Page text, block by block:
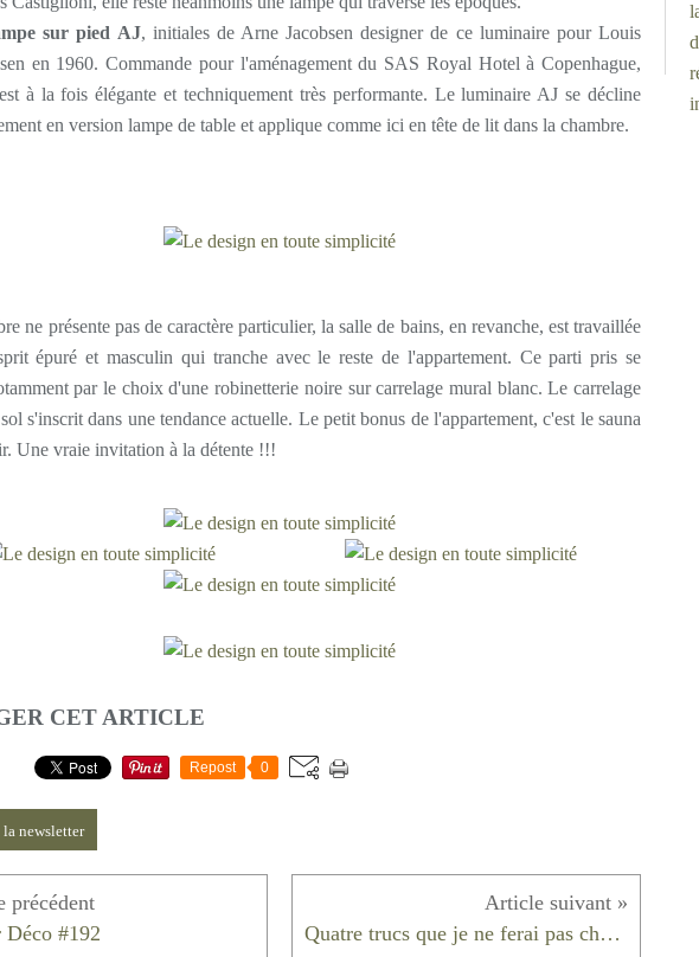
sur pied AJ, initiales de Arne Jacobsen designer de ce luminaire pour Louis
en 1960. Commande pour l'aménagement du SAS Royal Hotel à Copenhague,
à la fois élégante et techniquement très performante. Le luminaire AJ se décline
en version lampe de table et applique comme ici en tête de lit dans la chambre.
ne présente pas de caractère particulier, la salle de bains, en revanche, est travaillée
épuré et masculin qui tranche avec le reste de l'appartement. Ce parti pris se
par le choix d'une robinetterie noire sur carrelage mural blanc. Le carrelage
s'inscrit dans une tendance actuelle. Le petit bonus de l'appartement, c'est le sauna
Une vraie invitation à la détente !!!
CET ARTICLE
Repost 0
la newsletter
Déco #192 Quatre trucs que je ne ferai pas chez moi #12